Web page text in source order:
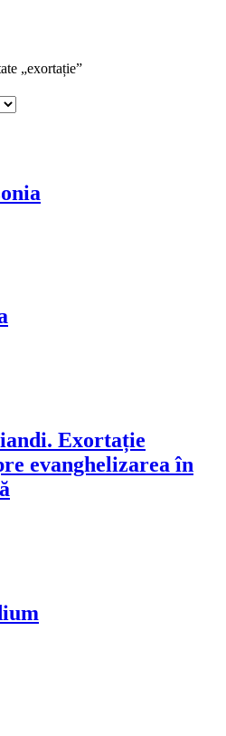
„exortație”
Exortație
evanghelizarea în